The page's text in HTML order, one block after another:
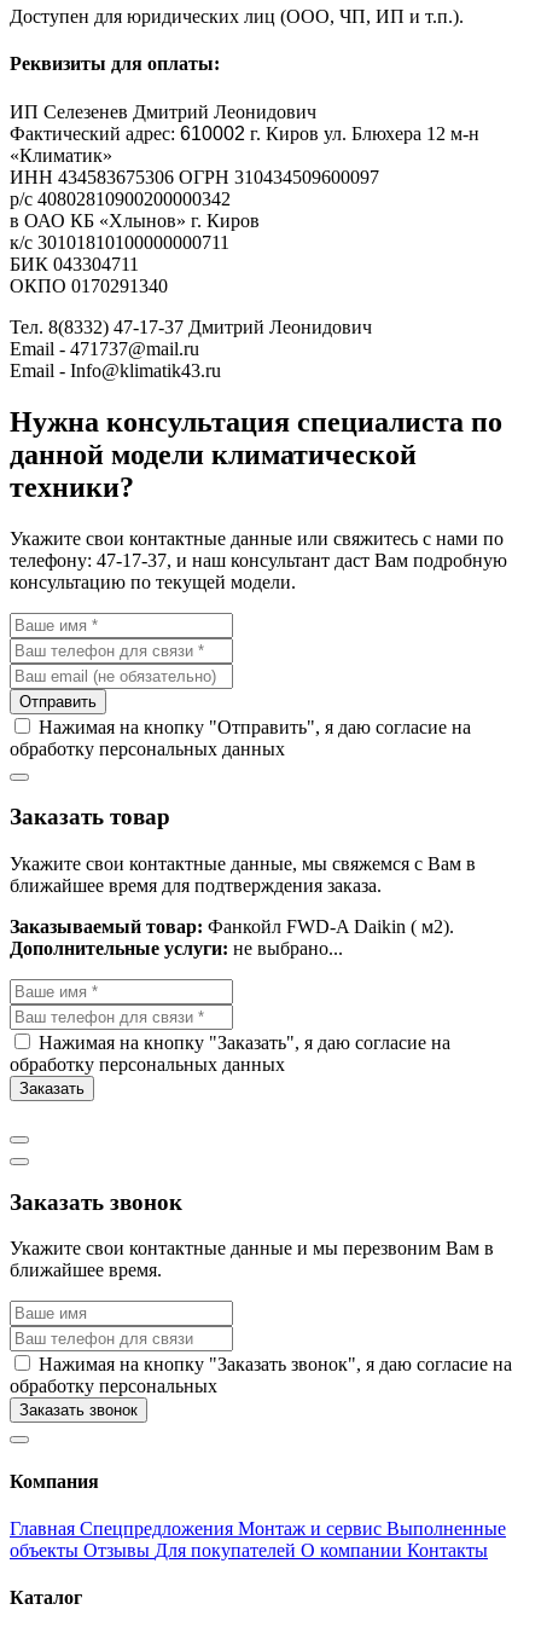
Доступен для юридических лиц (ООО, ЧП, ИП и т.п.).
Реквизиты для оплаты:
ИП Селезенев Дмитрий Леонидович
Фактический адрес: 610002 г. Киров ул. Блюхера 12 м-н
«Климатик»
ИНН 434583675306 ОГРН 310434509600097
р/с 40802810900200000342
в ОАО КБ «Хлынов» г. Киров
к/с 30101810100000000711
БИК 043304711
ОКПО 0170291340
Тел. 8(8332) 47-17-37 Дмитрий Леонидович
Email - 471737@mail.ru
Email - Info@klimatik43.ru
Нужна консультация специалиста по
данной модели климатической
техники?
Укажите свои контактные данные или свяжитесь с нами по
телефону: 47-17-37, и наш консультант даст Вам подробную
консультацию по текущей модели.
Отправить
Нажимая на кнопку "Отправить", я даю согласие на
обработку персональных данных
Заказать товар
Укажите свои контактные данные, мы свяжемся с Вам в
ближайшее время для подтверждения заказа.
Заказываемый товар: Фанкойл FWD-A Daikin ( м2).
Дополнительные услуги: не выбрано...
Нажимая на кнопку "Заказать", я даю согласие на
обработку персональных данных
Заказать
Заказать звонок
Укажите свои контактные данные и мы перезвоним Вам в
ближайшее время.
Нажимая на кнопку "Заказать звонок", я даю согласие на
обработку персональных
Заказать звонок
Компания
Главная Спецпредложения Монтаж и сервис Выполненные
объекты Отзывы Для покупателей О компании Контакты
Каталог